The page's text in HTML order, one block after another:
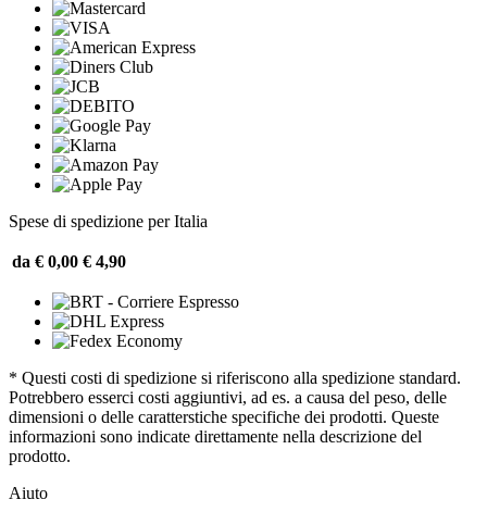
Spese di spedizione per Italia
da € 0,00 € 4,90
* Questi costi di spedizione si riferiscono alla spedizione standard.
Potrebbero esserci costi aggiuntivi, ad es. a causa del peso, delle
dimensioni o delle caratterstiche specifiche dei prodotti. Queste
informazioni sono indicate direttamente nella descrizione del
prodotto.
Aiuto